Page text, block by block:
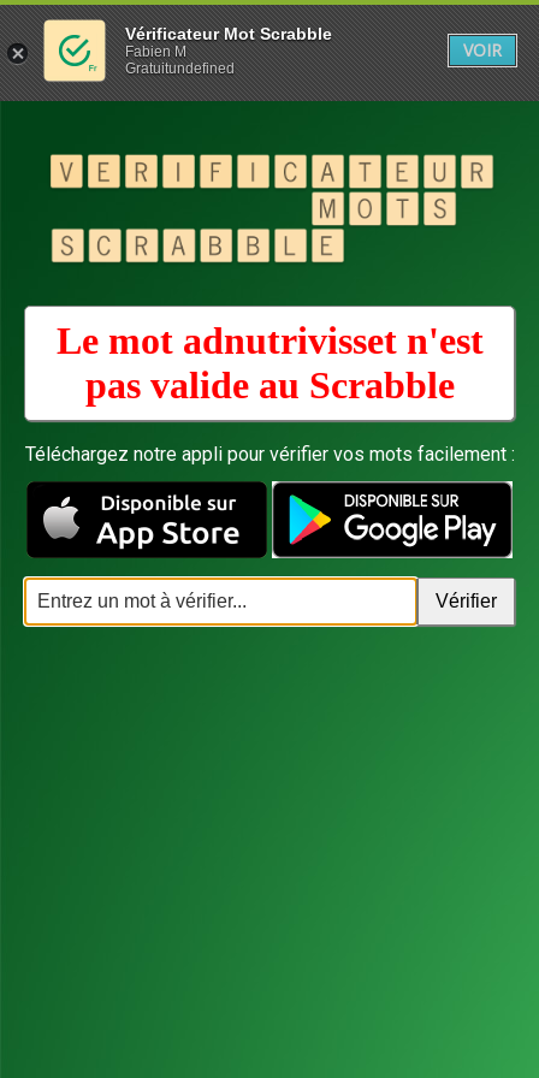
Le mot adnutrivisset n'est
pas valide au Scrabble
Téléchargez notre appli pour vérifier vos mots facilement :
Vérificateur Mot Scrabble
Fabien M
Gratuitundefined
VOIR